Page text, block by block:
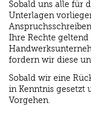
Sobald uns alle für
Unterlagen
Ihre Rechte geltend
fordern wir diese
Sobald wir eine
in Kenntnis gesetzt
Vorgehen.